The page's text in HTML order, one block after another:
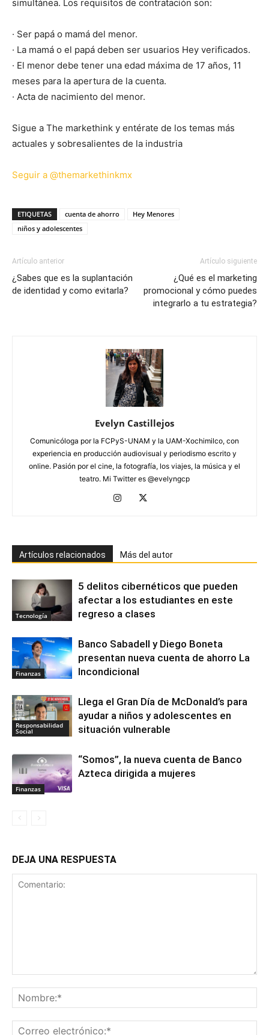
simultánea. Los requisitos de contratación son:
· Ser papá o mamá del menor.
· La mamá o el papá deben ser usuarios Hey verificados.
· El menor debe tener una edad máxima de 17 años, 11
meses para la apertura de la cuenta.
· Acta de nacimiento del menor.
Sigue a The markethink y entérate de los temas más
actuales y sobresalientes de la industria
Seguir a @themarkethinkmx
ETIQUETAS cuenta de ahorro
Hey Menores
niños y adolescentes
Artículo anterior
¿Sabes que es la suplantación
de identidad y como evitarla?
Artículo siguiente
¿Qué es el marketing
promocional y cómo puedes
integrarlo a tu estrategia?
Evelyn Castillejos
Comunicóloga por la FCPyS-UNAM y la UAM-Xochimilco, con
experiencia en producción audiovisual y periodismo escrito y
online. Pasión por el cine, la fotografía, los viajes, la música y el
teatro. Mi Twitter es @evelyngcp
Artículos relacionados Más del autor
Tecnología
5 delitos cibernéticos que pueden
afectar a los estudiantes en este
regreso a clases
Finanzas
Banco Sabadell y Diego Boneta
presentan nueva cuenta de ahorro La
Incondicional
Responsabilidad
Social
Llega el Gran Día de McDonald’s para
ayudar a niños y adolescentes en
situación vulnerable
Finanzas
“Somos”, la nueva cuenta de Banco
Azteca dirigida a mujeres
DEJA UNA RESPUESTA